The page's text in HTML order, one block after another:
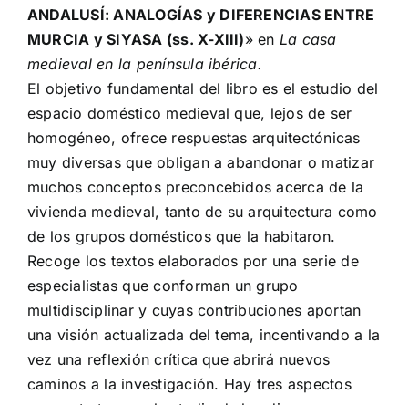
ANDALUSÍ: ANALOGÍAS y DIFERENCIAS ENTRE
MURCIA y SIYASA (ss. X-XIII)» en La casa
medieval en la península ibérica.
El objetivo fundamental del libro es el estudio del
espacio doméstico medieval que, lejos de ser
homogéneo, ofrece respuestas arquitectónicas
muy diversas que obligan a abandonar o matizar
muchos conceptos preconcebidos acerca de la
vivienda medieval, tanto de su arquitectura como
de los grupos domésticos que la habitaron.
Recoge los textos elaborados por una serie de
especialistas que conforman un grupo
multidisciplinar y cuyas contribuciones aportan
una visión actualizada del tema, incentivando a la
vez una reflexión crítica que abrirá nuevos
caminos a la investigación. Hay tres aspectos